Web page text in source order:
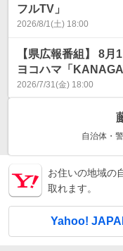
フルTV」
2026/8/1(土) 18:00
【県広報番組】 8
ヨコハマ「
2026/7/31(金) 18:00
自治体・
お住いの地域の
取れます。
Yahoo!